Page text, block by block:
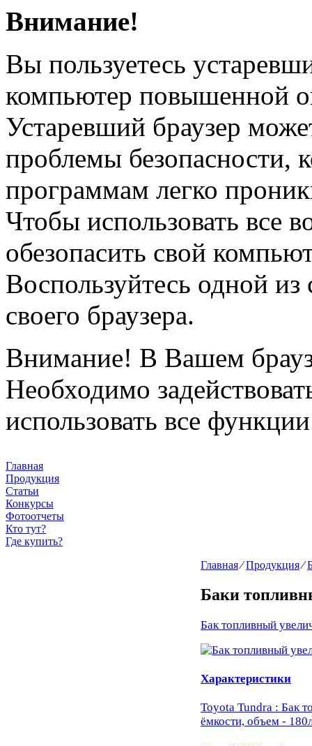
Внимание!
Вы пользуетесь
компьютер повышенной
Устаревший браузер
проблемы безопасности,
программам легко
Чтобы использовать все
обезопасить свой
Воспользуйтесь одной
своего браузера.
Внимание! В Вашем
Необходимо
использовать все
Главная
Продукция
Статьи
Конкурсы
Фотоотчеты
Кто тут?
Где купить?
Главная⁄Продукция⁄
Баки
Бак топливный
Характеристики
Toyota Tundra : Бак
ёмкости, объем -